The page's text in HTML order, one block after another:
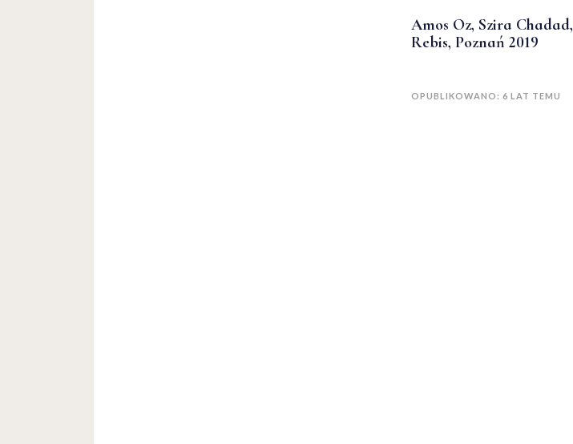
Amos Oz, Szira Chadad,
Rebis, Poznań 2019
OPUBLIKOWANO: 6 LAT TEMU